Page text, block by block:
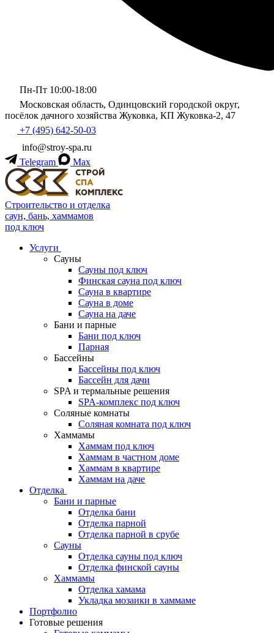
Пн-Пт 10:00-18:00
Московская область, Одинцовский городской округ,
посёлок дачного хозяйства Жуковка, КП Жуковка-2, 47
+7 (495) 642-50-03
info@stroy-spa.ru
Telegram
Max
Строительство и отделка
саун, бань, хаммамов
под ключ
Услуги
Сауны
Сауны под ключ
Финская сауна под ключ
Сауна в квартире
Сауна в доме
Сауна на даче
Бани и парные
Бани под ключ
Парная
Бассейны
Бассейны под ключ
Бассейн для дачи
SPA и термальные решения
SPA-комплекс под ключ
Соляные комнаты
Соляная комната под ключ
Хаммамы
Хаммам под ключ
Хаммам в частном доме
Хаммам в квартире
Хаммам на даче
Отделка
Бани и парные
Отделка бани
Отделка парной
Отделка парной в срубе
Сауны
Отделка сауны под ключ
Отделка финской сауны
Хаммамы
Отделка хамама
Укладка мозаики в хаммаме
Портфолио
Готовые решения